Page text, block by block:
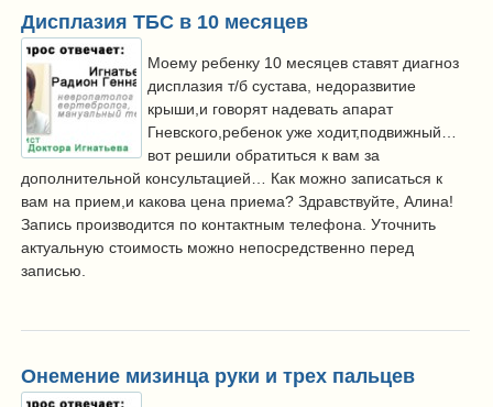
Дисплазия ТБС в 10 месяцев
Моему ребенку 10 месяцев ставят диагноз
дисплазия т/б сустава, недоразвитие
крыши,и говорят надевать апарат
Гневского,ребенок уже ходит,подвижный…
вот решили обратиться к вам за
дополнительной консультацией… Как можно записаться к
вам на прием,и какова цена приема? Здравствуйте, Алина!
Запись производится по контактным телефона. Уточнить
актуальную стоимость можно непосредственно перед
записью.
Онемение мизинца руки и трех пальцев